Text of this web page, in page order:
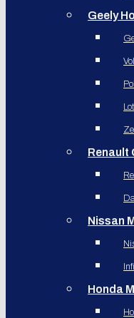
Geely
Renault
Nissan
Honda